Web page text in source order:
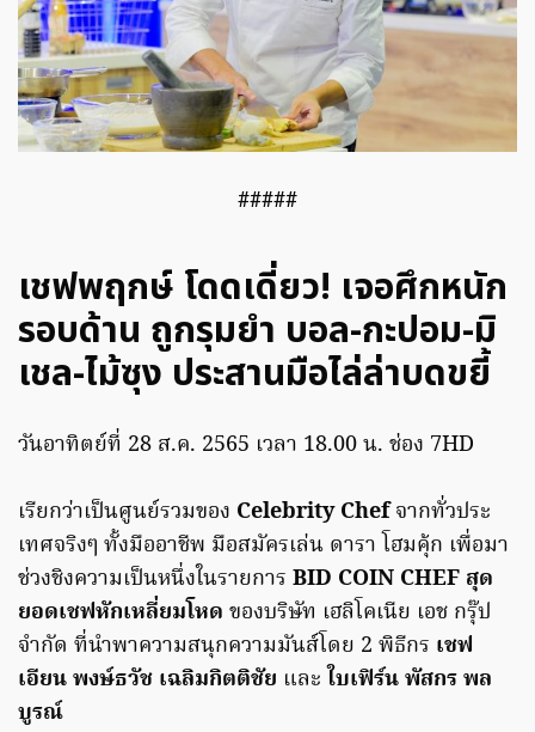
#####
เชฟพฤกษ์ โดดเดี่ยว! เจอศึกหนัก
รอบด้าน ถูกรุมยำ บอล-กะปอม-มิ
เชล-ไม้ซุง ประสานมือไล่ล่าบดขยี้
วันอาทิตย์ที่ 28 ส.ค. 2565 เวลา 18.00 น. ช่อง 7HD
เรียกว่าเป็นศูนย์รวมของ Celebrity Chefจากทั่วประ
เทศจริงๆ ทั้งมืออาชีพ มือสมัครเล่น ดารา โฮมคุ้ก เพื่อมา
ช่วงชิงความเป็นหนึ่งในรายการ BID COIN CHEF สุด
ยอดเชฟหักเหลี่ยมโหด ของบริษัท เฮลิโคเนีย เอช กรุ๊ป
จำกัด ที่นำพาความสนุกความมันส์โดย 2 พิธีกร เชฟ
เอียน พงษ์ธวัช เฉลิมกิตติชัย และ ใบเฟิร์น พัสกร พล
บูรณ์